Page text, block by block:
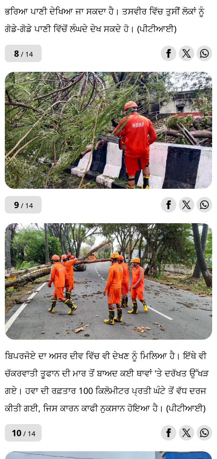
ਭਰਿਆ ਪਾਣੀ ਦੇਖਿਆ ਜਾ ਸਕਦਾ ਹੈ। ਤਸਵੀਰ ਵਿੱਚ ਤੁਸੀਂ ਲੋਕਾਂ ਨੂੰ
ਗੋਡੇ-ਗੋਡੇ ਪਾਣੀ ਵਿੱਚੋਂ ਲੰਘਦੇ ਦੇਖ ਸਕਦੇ ਹੋ। (ਪੀਟੀਆਈ)
8/ 14
9/ 14
ਬਿਪਰਜੋਏ ਦਾ ਅਸਰ ਦੀਵ ਵਿੱਚ ਵੀ ਦੇਖਣ ਨੂੰ ਮਿਲਿਆ ਹੈ। ਇੱਥੇ ਵੀ
ਚੱਕਰਵਾਤੀ ਤੂਫਾਨ ਦੀ ਮਾਰ ਤੋਂ ਬਾਅਦ ਕਈ ਥਾਵਾਂ 'ਤੇ ਦਰੱਖਤ ਉੱਖੜ
ਗਏ। ਹਵਾ ਦੀ ਰਫ਼ਤਾਰ 100 ਕਿਲੋਮੀਟਰ ਪ੍ਰਤੀ ਘੰਟੇ ਤੋਂ ਵੱਧ ਦਰਜ
ਕੀਤੀ ਗਈ, ਜਿਸ ਕਾਰਨ ਕਾਫੀ ਨੁਕਸਾਨ ਹੋਇਆ ਹੈ। (ਪੀਟੀਆਈ)
10/ 14